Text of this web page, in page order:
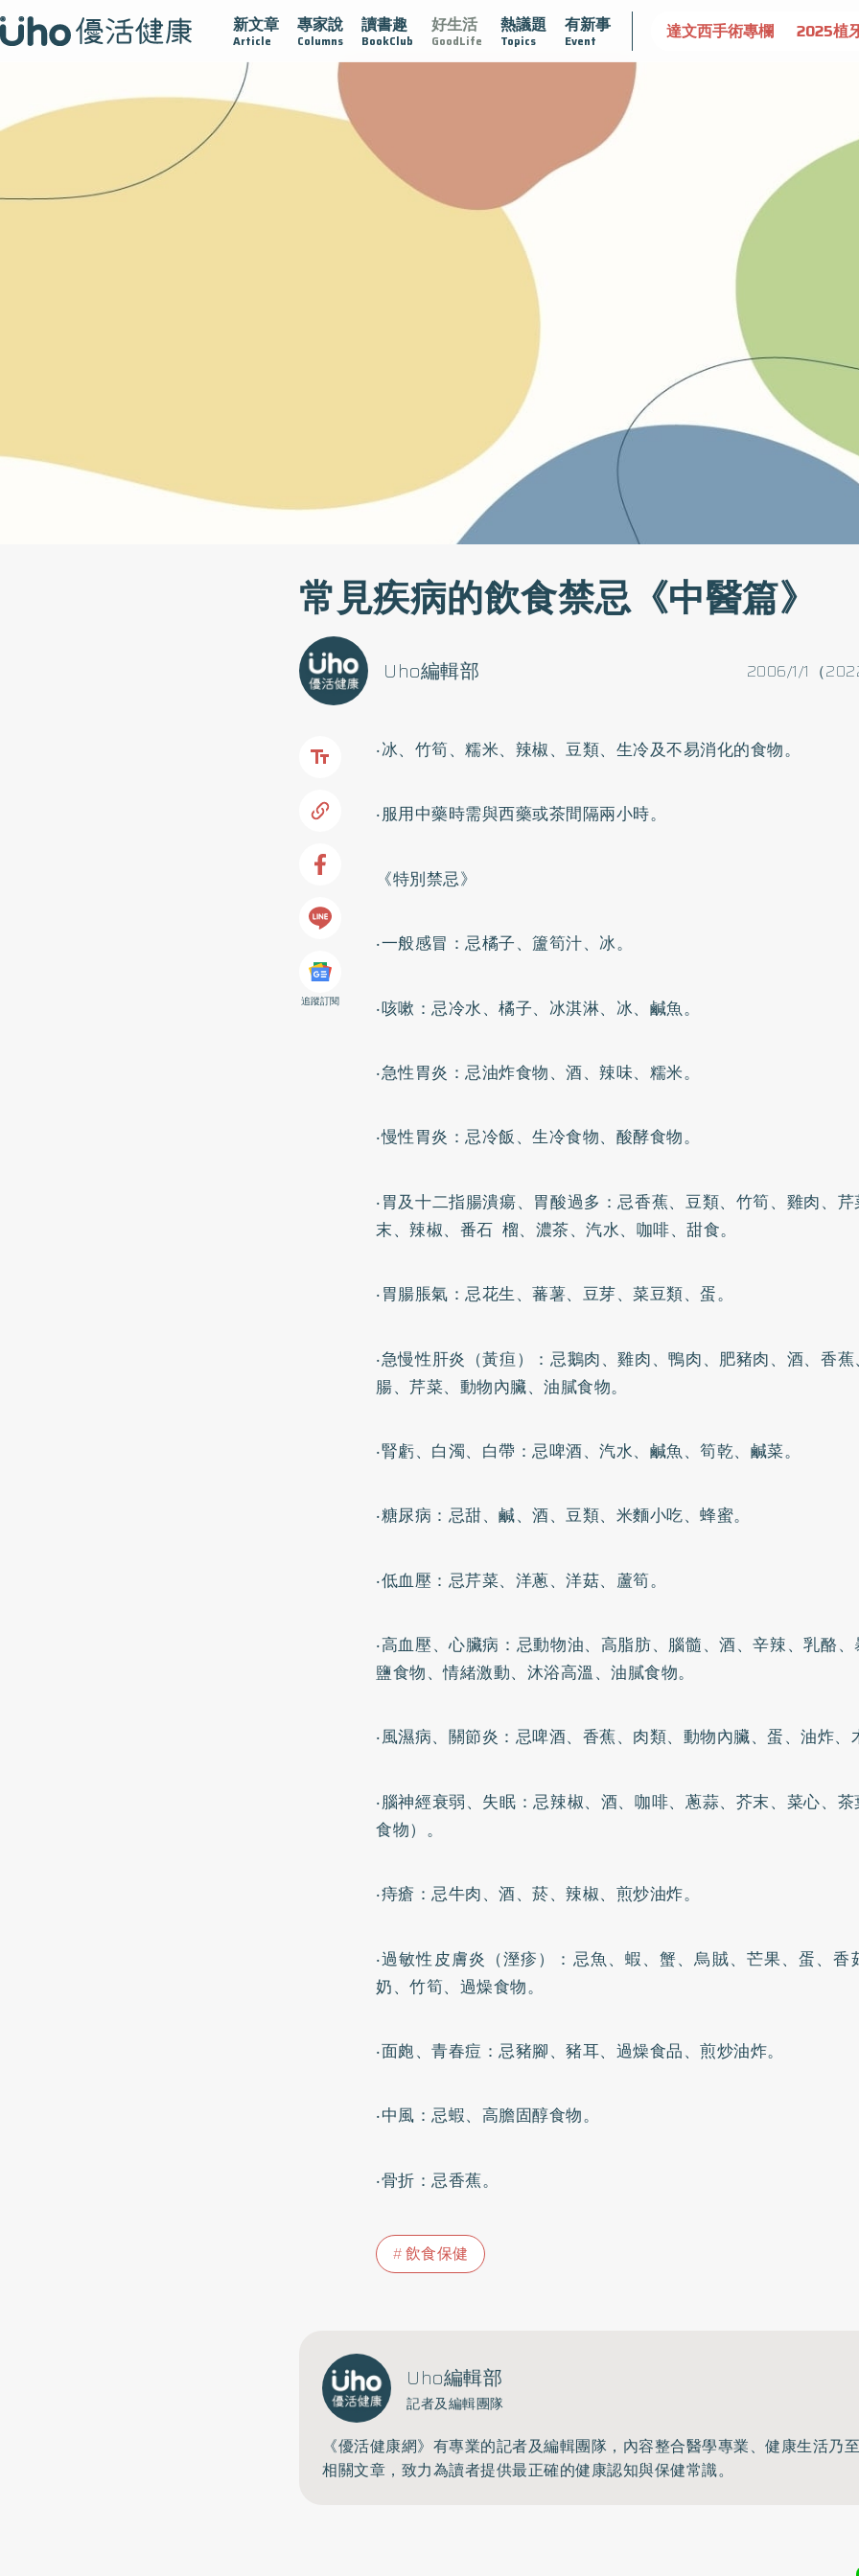
新文章
Article
專家說
Columns
讀書趣
BookClub
好生活
GoodLife
熱議題
Topics
有新事
Event
疫情保衛戰 再生醫學 愛的未來視 認識攝護腺肥大 守護骨骼健康 達文西手術專欄 2025植牙指南 漸凍不孤
常見疾病的飲食禁忌《中醫篇》
2006/1/1（
Uho編輯部
追蹤訂閱
‧冰、竹筍、糯米、辣椒、豆類、生冷及不易消化的食物。
‧服用中藥時需與西藥或茶間隔兩小時。
《特別禁忌》
‧一般感冒：忌橘子、籚筍汁、冰。
‧咳嗽：忌冷水、橘子、冰淇淋、冰、鹹魚。
‧急性胃炎：忌油炸食物、酒、辣味、糯米。
‧慢性胃炎：忌冷飯、生冷食物、酸酵食物。
‧胃及十二指腸潰瘍、胃酸過多：忌香蕉、豆類、竹筍、雞肉、
末、辣椒、番石 榴、濃茶、汽水、咖啡、甜食。
‧胃腸脹氣：忌花生、蕃薯、豆芽、菜豆類、蛋。
‧急慢性肝炎（黃疸）：忌鵝肉、雞肉、鴨肉、肥豬肉、酒、香
腸、芹菜、動物內臟、油膩食物。
‧腎虧、白濁、白帶：忌啤酒、汽水、鹹魚、筍乾、鹹菜。
‧糖尿病 ：忌甜、鹹、酒、豆類、米麵小吃、蜂蜜。
‧低血壓：忌芹菜、洋蔥、洋菇、蘆筍。
‧高血壓、心臟病 ：忌動物油、高脂肪、腦髓、酒、辛辣、乳酪
鹽食物、情緒激動、沐浴高溫、油膩食物。
‧風濕病、關節炎：忌啤酒、香蕉、肉類、動物內臟、蛋、油炸、
‧腦神經衰弱、 失眠 ：忌辣椒、酒、咖啡、蔥蒜、芥末、菜心、
食物）。
‧痔瘡 ：忌牛肉、酒、菸、辣椒、煎炒油炸。
‧過敏性皮膚炎（溼疹）：忌魚、蝦、蟹、烏賊、芒果、蛋、香
奶、竹筍、過燥食物。
‧面皰、青春痘：忌豬腳、豬耳、過燥食品、煎炒油炸。
‧中風 ：忌蝦、高膽固醇食物。
‧骨折：忌香蕉。
飲食保健
Uho編輯部
記者及編輯團隊
《優活健康網》有專業的記者及編輯團隊，內容整合醫學專業、健康生活乃
相關文章，致力為讀者提供最正確的健康認知與保健常識。